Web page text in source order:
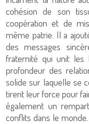
cohésion de son
coopération et de
même patrie. Il a
des messages
fraternité qui unit les
profondeur des
solide sur laquelle se
tirent leur force pour
également un
conflits dans le